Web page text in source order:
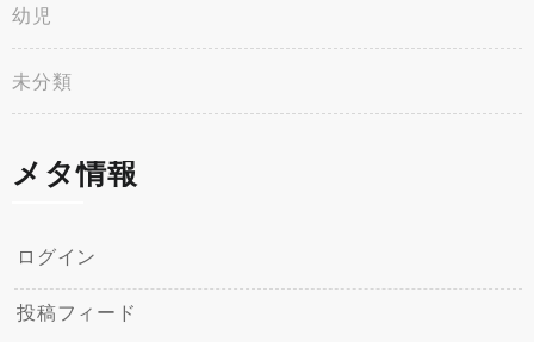
幼児
未分類
メタ情報
ログイン
投稿フィード